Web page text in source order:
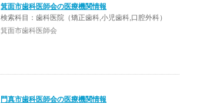
箕面市歯科医師会の医療機関情報
検索科目：歯科医院（矯正歯科,小児歯科,口腔外科）
箕面市歯科医師会
門真市歯科医師会の医療機関情報